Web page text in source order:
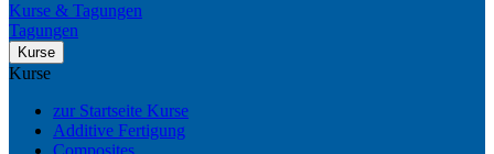
Kurse & Tagungen
Tagungen
Kurse
Kurse
zur Startseite Kurse
Additive Fertigung